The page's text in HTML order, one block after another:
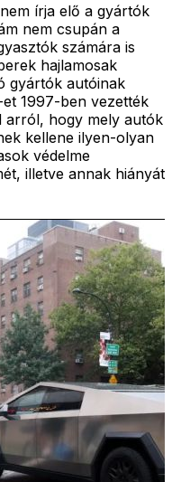
írja elő a gyártók
nem csupán a
számára is
hajlamosak
gyártók autóinak
1997-ben vezették
arról, hogy mely autók
kellene ilyen-olyan
védelme
illetve annak hiányát